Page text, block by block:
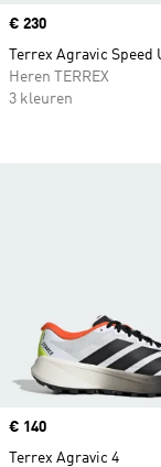
Price
€ 140
Terrex Agravic 4
Price
€ 230
Terrex Agravic
Heren TERREX
3 kleuren